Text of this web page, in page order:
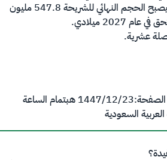
تبلغ 547.8 مليون ريال ليصبح الحجم النهائي للشريحة 547.8 مليون
ميلادي.
عشرية.
الصفحة:23‏/12‏/1447 هـ
بتمام الساعة
السعودية